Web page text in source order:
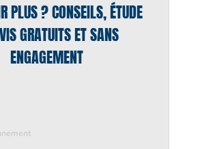
PLUS ? CONSEILS, ÉTUDE
GRATUITS ET SANS
ENGAGEMENT